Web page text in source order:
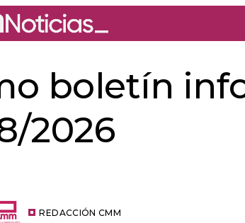
boletín
2026
REDACCIÓN CMM